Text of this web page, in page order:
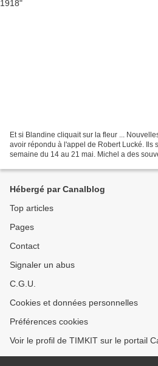
Et si Blandine cliquait sur la fleur ...
avoir répondu à l'appel de Robert Lucké. Ils
semaine du 14 au 21 mai. Michel a des
Hébergé par Canalblog
Top articles
Pages
Contact
Signaler un abus
C.G.U.
Cookies et données personnelles
Préférences cookies
Voir le profil de TIMKIT sur le portail